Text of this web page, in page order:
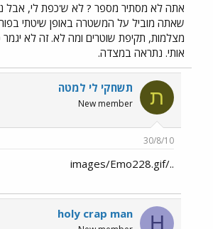
אתה לא מסתיר מספר ? לא ש'כפת לי, אבל
שאתה מוביל על המשטרה באופן שיטתי
מצלמות, תקיפת שוטרים ומה לא. זה לא
אותי. נתראה במצדה.
ת תשחקי לי למטה
New member
30/8/10
../images/Emo228.gif
H
holy crap man